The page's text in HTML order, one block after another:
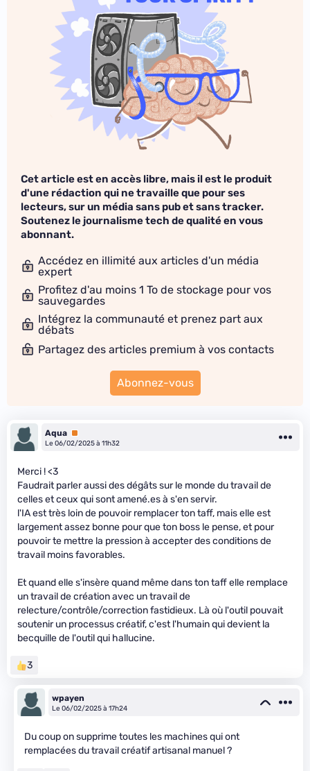
Cet article est en accès libre, mais il est le produit
d'une rédaction qui ne travaille que pour ses
lecteurs, sur un média sans pub et sans tracker.
Soutenez le journalisme tech de qualité en vous
abonnant.
Accédez en illimité aux articles d'un média
expert
Profitez d'au moins 1 To de stockage pour vos
sauvegardes
Intégrez la communauté et prenez part aux
débats
Partagez des articles premium à vos contacts
Abonnez-vous
Aqua Premium
Le 06/02/2025 à 11h32
Merci ! <3
Faudrait parler aussi des dégâts sur le monde du travail de
celles et ceux qui sont amené.es à s'en servir.
l'IA est très loin de pouvoir remplacer ton taff, mais elle est
largement assez bonne pour que ton boss le pense, et pour
pouvoir te mettre la pression à accepter des conditions de
travail moins favorables.
Et quand elle s'insère quand même dans ton taff elle remplace
un travail de création avec un travail de
relecture/contrôle/correction fastidieux. Là où l'outil pouvait
soutenir un processus créatif, c'est l'humain qui devient la
becquille de l'outil qui hallucine.
3
wpayen
Le 06/02/2025 à 17h24
Du coup on supprime toutes les machines qui ont
remplacées du travail créatif artisanal manuel ?